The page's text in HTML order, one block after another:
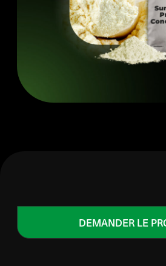
DEMANDER LE